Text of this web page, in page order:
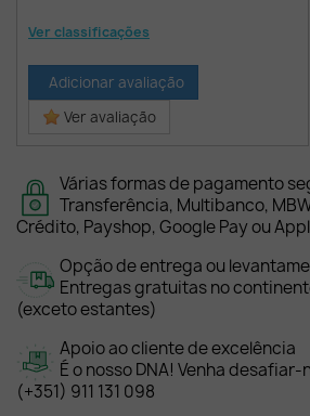
Ver classificações
Adicionar avaliação
Ver avaliação
Várias formas de pagamento
Transferência, Multibanco,
Crédito, Payshop, Google Pay ou
Opção de entrega ou
Entregas gratuitas no
(exceto estantes)
Apoio ao cliente de excelência
É o nosso DNA! Venha
(+351) 911 131 098